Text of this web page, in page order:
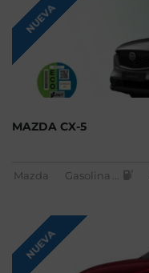
NUEVA
MAZDA CX-5
Mazda Gasolina
NUEVA